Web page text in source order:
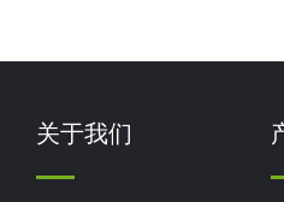
关于我们